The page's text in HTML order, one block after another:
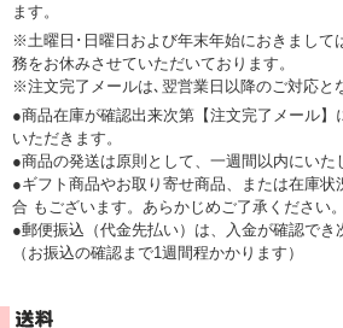
ます。
※土曜日･日曜日および年末年始におきまして
務をお休みさせていただいております。
※注文完了メールは､翌営業日以降のご対応と
●商品在庫が確認出来次第【注文完了メール】
いただきます。
●商品の発送は原則として、一週間以内にいた
●ギフト商品やお取り寄せ商品、または在庫状
合 もございます。あらかじめご了承ください。
●郵便振込（代金先払い）は、入金が確認でき
（お振込の確認まで1週間程かかります）